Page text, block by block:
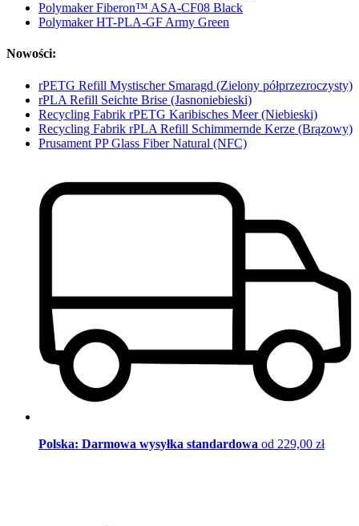
Polymaker Fiberon™ ASA-CF08 Black
Polymaker HT-PLA-GF Army Green
Nowości:
rPETG Refill Mystischer Smaragd (Zielony półprzezroczysty)
rPLA Refill Seichte Brise (Jasnoniebieski)
Recycling Fabrik rPETG Karibisches Meer (Niebieski)
Recycling Fabrik rPLA Refill Schimmernde Kerze (Brązowy)
Prusament PP Glass Fiber Natural (NFC)
Polska: Darmowa wysyłka standardowa od 229,00 zł